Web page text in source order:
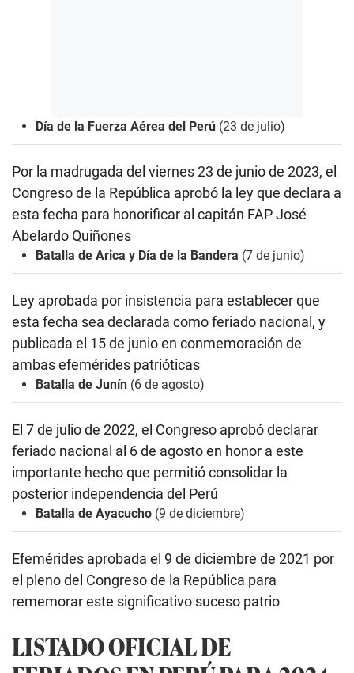
Día de la Fuerza Aérea del Perú (23 de julio)
Por la madrugada del viernes 23 de junio de 2023, el
Congreso de la República aprobó la ley que declara a
esta fecha para honorificar al capitán FAP José
Abelardo Quiñones
Batalla de Arica y Día de la Bandera (7 de junio)
Ley aprobada por insistencia para establecer que
esta fecha sea declarada como feriado nacional, y
publicada el 15 de junioen conmemoración de
ambas efemérides patrióticas
Batalla de Junín (6 de agosto)
El 7 de julio de 2022, el Congreso aprobódeclarar
feriado nacional al 6 de agosto en honor a este
importante hecho que permitió consolidar la
posterior independencia del Perú
Batalla de Ayacucho (9 de diciembre)
Efemérides aprobada el 9 de diciembre de 2021 por
el pleno del Congreso de la República para
rememorar este significativo suceso patrio
LISTADO OFICIAL DE